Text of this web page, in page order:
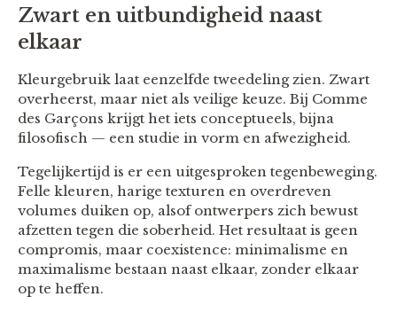
Zwart en uitbundigheid naast
elkaar
Kleurgebruik laat eenzelfde tweedeling zien. Zwart
overheerst, maar niet als veilige keuze. Bij Comme
des Garçons krijgt het iets conceptueels, bijna
filosofisch — een studie in vorm en afwezigheid.
Tegelijkertijd is er een uitgesproken tegenbeweging.
Felle kleuren, harige texturen en overdreven
volumes duiken op, alsof ontwerpers zich bewust
afzetten tegen die soberheid. Het resultaat is geen
compromis, maar coexistence: minimalisme en
maximalisme bestaan naast elkaar, zonder elkaar
op te heffen.